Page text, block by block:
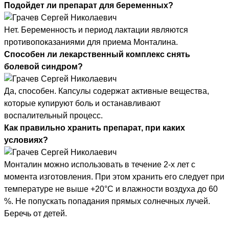
Подойдет ли препарат для беременных?
Нет. Беременность и период лактации являются
противопоказаниями для приема Монталина.
Способен ли лекарственный комплекс снять
болевой синдром?
Да, способен. Капсулы содержат активные вещества,
которые купируют боль и останавливают
воспалительный процесс.
Как правильно хранить препарат, при каких
условиях?
Монталин можно использовать в течение 2-х лет с
момента изготовления. При этом хранить его следует при
температуре не выше +20°С и влажности воздуха до 60
%. Не попускать попадания прямых солнечных лучей.
Беречь от детей.